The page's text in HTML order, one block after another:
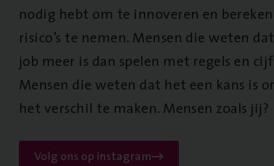
nodig hebt om te innoveren en
risico’s te nemen. Mensen die weten
job meer is dan spelen met regels en
Mensen die weten dat het een kans is
het verschil te maken. Mensen zoals jij?
Volg ons op instagram